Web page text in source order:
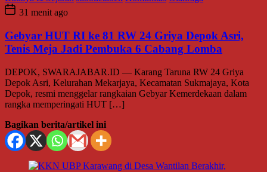
31 menit ago
Gebyar HUT RI ke 81 RW 24 Griya Depok Asri,
Tenis Meja Jadi Pembuka 6 Cabang Lomba
DEPOK, SWARAJABAR.ID — Karang Taruna RW 24 Griya
Depok Asri, Kelurahan Mekarjaya, Kecamatan Sukmajaya, Kota
Depok, resmi menggelar rangkaian Gebyar Kemerdekaan dalam
rangka memperingati HUT […]
Bagikan berita/artikel ini